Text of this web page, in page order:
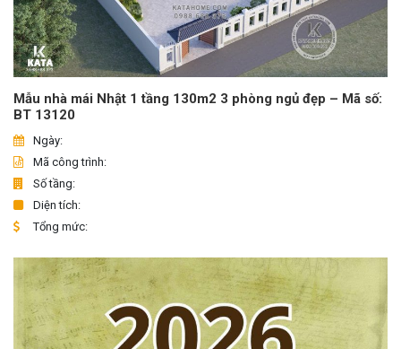
Mẫu nhà mái Nhật 1 tầng 130m2 3 phòng ngủ đẹp – Mã số:
BT 13120
Ngày:
Mã công trình:
Số tầng:
Diện tích:
Tổng mức: